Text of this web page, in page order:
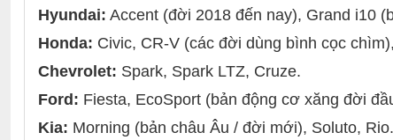
Hyundai: Accent (đời 2018 đến nay), Grand i10
Honda: Civic, CR-V (các đời dùng bình cọc
Chevrolet: Spark, Spark LTZ, Cruze.
Ford: Fiesta, EcoSport (bản động cơ xăng đời
Kia: Morning (bản châu Âu / đời mới), Soluto, Rio.